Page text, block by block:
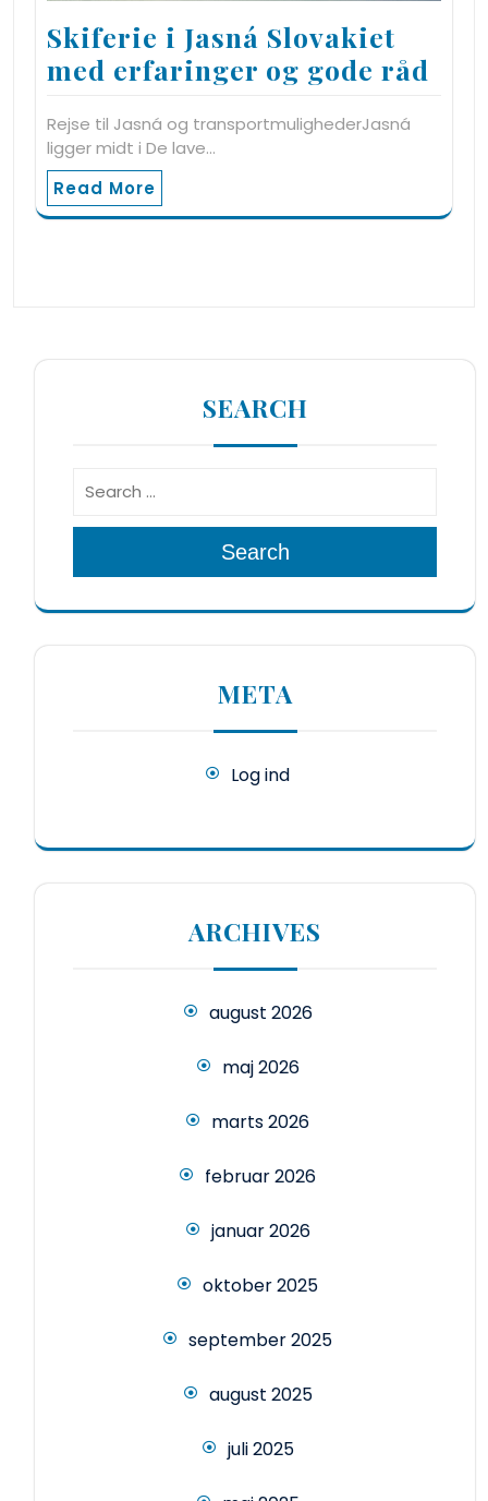
Skiferie i Jasná Slovakiet
med erfaringer og gode råd
Rejse til Jasná og transportmulighederJasná
ligger midt i De lave…
Read More
SEARCH
Search
META
Log ind
ARCHIVES
august 2026
maj 2026
marts 2026
februar 2026
januar 2026
oktober 2025
september 2025
august 2025
juli 2025